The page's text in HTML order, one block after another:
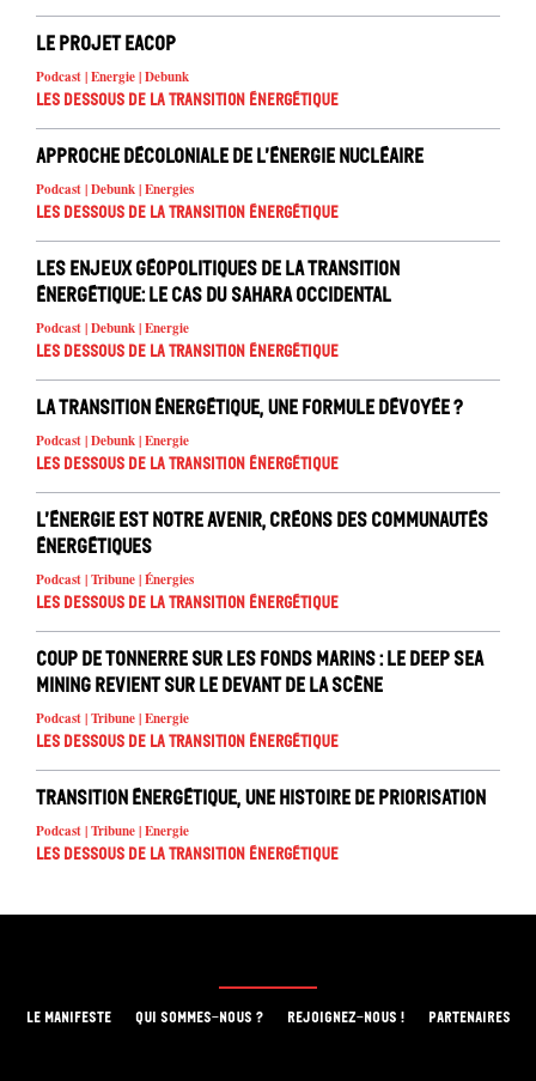
Le projet EACOP
Podcast | Energie | Debunk
Les dessous de la transition énergétique
Approche décoloniale de l’énergie nucléaire
Podcast | Debunk | Energies
Les dessous de la transition énergétique
Les enjeux géopolitiques de la transition
énergétique: le cas du Sahara occidental
Podcast | Debunk | Energie
Les dessous de la transition énergétique
La transition énergétique, une formule dévoyée ?
Podcast | Debunk | Energie
Les dessous de la transition énergétique
L’énergie est notre avenir, créons des communautés
énergétiques
Podcast | Tribune | Énergies
Les dessous de la transition énergétique
Coup de tonnerre sur les fonds marins : le deep sea
mining revient sur le devant de la scène
Podcast | Tribune | Energie
Les dessous de la transition énergétique
Transition énergétique, une histoire de priorisation
Podcast | Tribune | Energie
Les dessous de la transition énergétique
LE MANIFESTE QUI SOMMES-NOUS ? REJOIGNEZ-NOUS ! PARTENAIRES